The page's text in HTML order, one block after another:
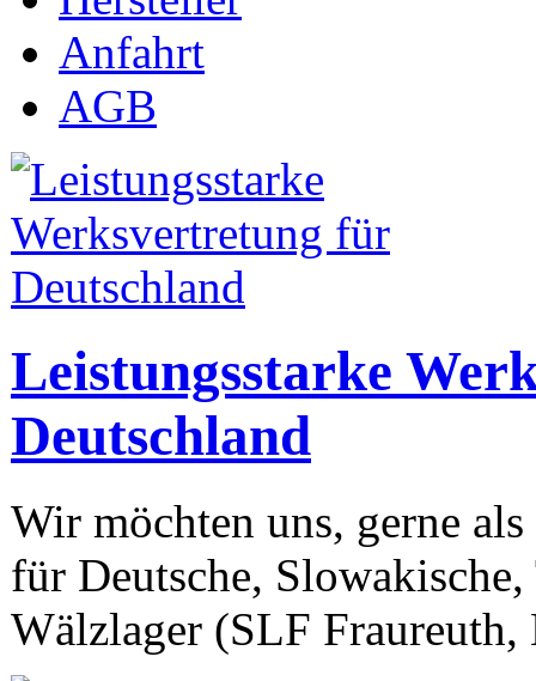
Anfahrt
AGB
Leistungsstarke
Deutschland
Wir möchten uns, gerne
für Deutsche,
Wälzlager (SLF